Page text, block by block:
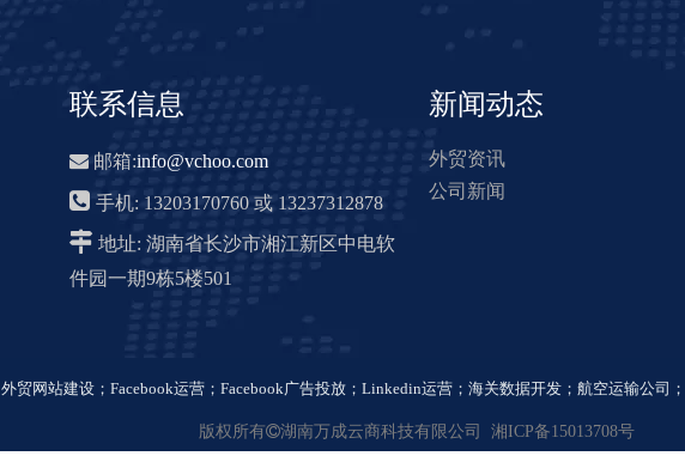
联系信息
 邮箱:info@vchoo.com
 手机: 13203170760 或 13237312878
 地址: 湖南省长沙市湘江新区中电软
件园一期9栋5楼501
新闻动态
外贸资讯
公司新闻
外贸网站建设 ； Facebook运营 ； Facebook广告投放 ； Linkedin运营 ； 海关数据开发 ； 航空运输公司 ；
版权所有湖南万成云商科技有限公司 湘ICP备15013708号